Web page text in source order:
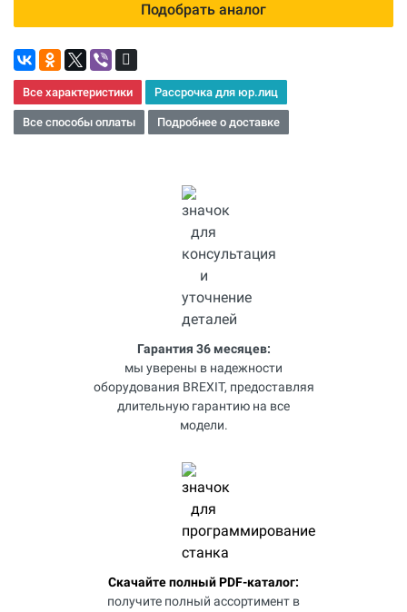
Подобрать аналог
Все характеристики Рассрочка для юр.лиц
Все способы оплаты Подробнее о доставке
Гарантия 36 месяцев:
мы уверены в надежности
оборудования BREXIT, предоставляя
длительную гарантию на все
модели.
Скачайте полный PDF-каталог:
получите полный ассортимент в